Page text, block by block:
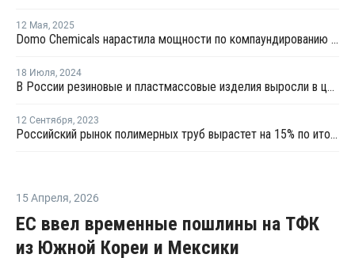
12 Мая, 2025
Domo Chemicals нарастила мощности по компаундированию в Индии
18 Июля, 2024
В России резиновые и пластмассовые изделия выросли в цене на 8,3%
12 Сентября, 2023
Российский рынок полимерных труб вырастет на 15% по итогам 2023 года - Полипластик
15 Апреля, 2026
ЕС ввел временные пошлины на ТФК
из Южной Кореи и Мексики